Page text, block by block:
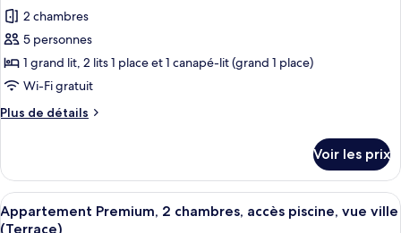
chambres
(NO
access
Pool/Rooftop)
ce
type
de
chambre :
Supérieur,
accès
piscine,
vue
2 chambres
5 personnes
1 grand lit, 2 lits 1 place et 1 canapé-lit (grand 1 place)
Wi-Fi gratuit
Plus de détails
Plus
le
type
de
chambre
Voir les prix
Afficher
toutes
Un balcon avec un canapé et un
11
Appartement Premium, 2 chambres, accès piscine, vue ville
(Terrace)